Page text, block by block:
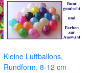
Kleine Luftballons,
Rundform, 8-12 cm